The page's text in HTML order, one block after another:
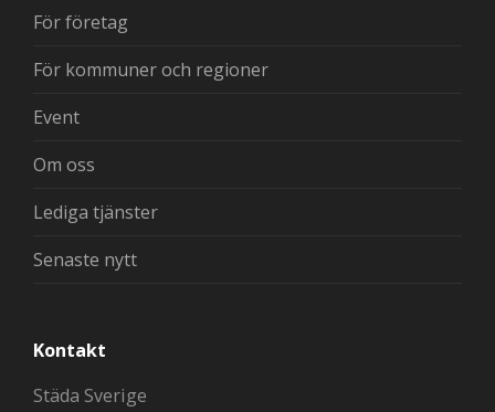
För företag
För kommuner och regioner
Event
Om oss
Lediga tjänster
Senaste nytt
Kontakt
Städa Sverige